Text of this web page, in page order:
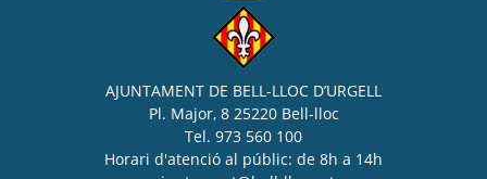
AJUNTAMENT DE BELL-LLOC D’URGELL
Pl. Major, 8 25220 Bell-lloc
Tel. 973 560 100
Horari d'atenció al públic: de 8h a 14h